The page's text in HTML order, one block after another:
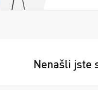
Nenašli jste